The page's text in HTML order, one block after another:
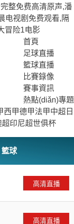
整免费高清原声,潘
电视剧免费观看,隔
冒险1电影
首頁
足球直播
籃球直播
比賽錄像
賽事資訊
熱點(diǎn)專題
西甲德甲法甲中超 日
超印尼超世俱杯
籃球
VS高清直播
VS高清直播